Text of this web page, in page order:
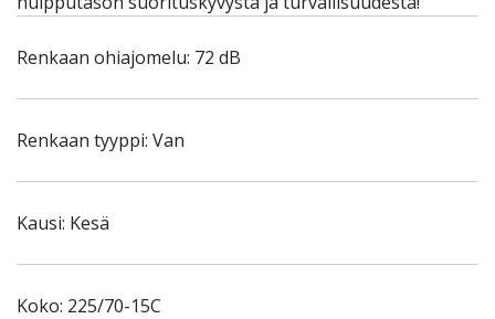
Renkaan ohiajomelu: 72 dB
Renkaan tyyppi: Van
Kausi: Kesä
Koko: 225/70-15C